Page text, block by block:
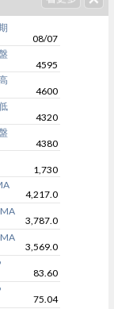
08/07
4595
4600
4320
4380
1,730
4,217.0
3,787.0
3,569.0
83.60
75.04